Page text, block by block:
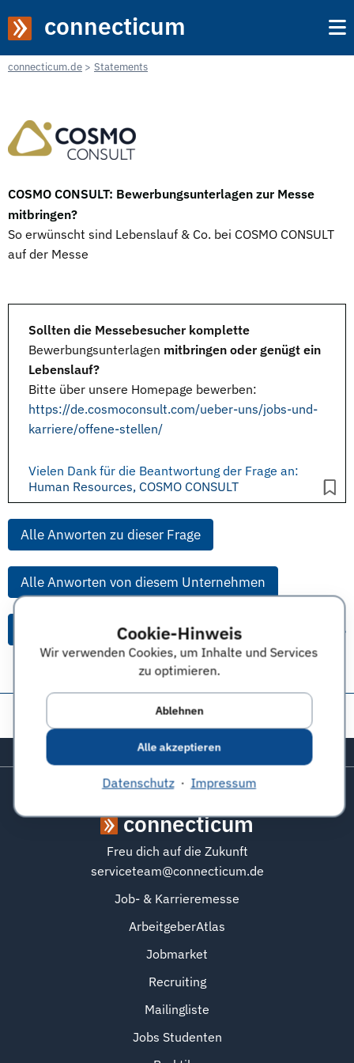
Cookie-Hinweis
Wir verwenden Cookies, um Inhalte und Services
zu optimieren.
Ablehnen
Alle akzeptieren
Datenschutz· Impressum
connecticum
connecticum.de Statements
COSMO CONSULT: Bewerbungsunterlagen zur Messe
mitbringen?
So erwünscht sind Lebenslauf & Co. bei COSMO CONSULT
auf der Messe
Sollten die Messebesucher komplette
Bewerbungsunterlagen mitbringen oder genügt ein
Lebenslauf?
Bitte über unsere Homepage bewerben:
https://de.cosmoconsult.com/ueber-uns/jobs-und-
karriere/offene-stellen/
Vielen Dank für die Beantwortung der Frage an:
Human Resources, COSMO CONSULT
Alle Anworten zu dieser Frage
Alle Anworten von diesem Unternehmen
Alle Themen & Expertentipps
Diese Seite teilen:
Zurück zum Seitenanfang
connecticum
Freu dich auf die Zukunft
serviceteam@connecticum.de
Job- & Karrieremesse
ArbeitgeberAtlas
Jobmarket
Recruiting
Mailingliste
Jobs Studenten